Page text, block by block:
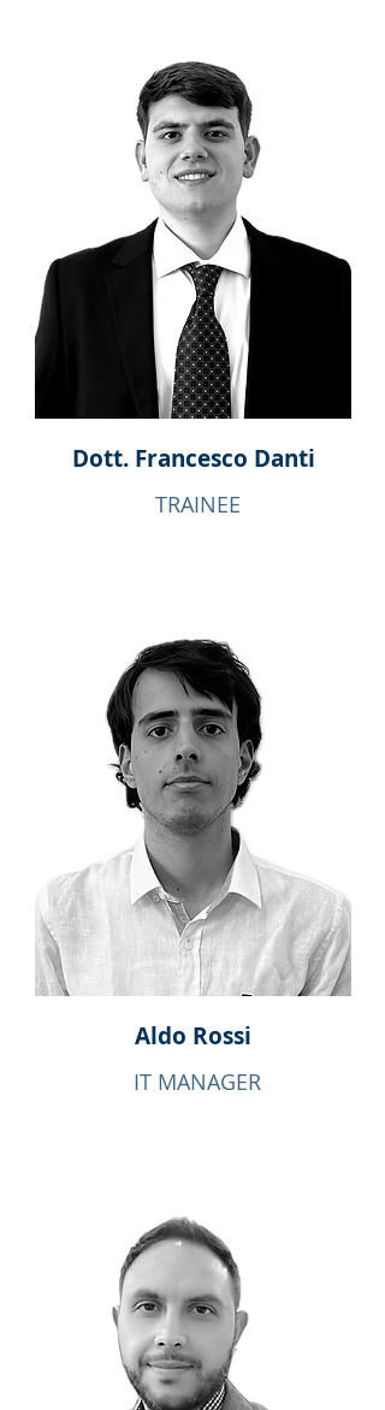
Dott. Francesco Danti
TRAINEE
Aldo Rossi
IT MANAGER